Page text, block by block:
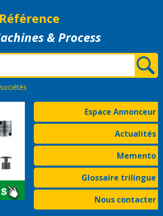
& Process
Espace Annonceur
Actualités
Memento
Glossaire trilingue
Nous contacter